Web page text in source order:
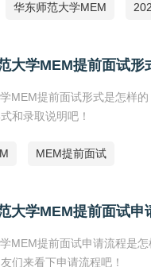
华东师范大学MEM
大学MEM提前面试形
MEM提前面试形式是怎样
和录取说明吧！
MEM提前面试
大学MEM提前面试申
MEM提前面试申请流程是
们来看下申请流程吧！